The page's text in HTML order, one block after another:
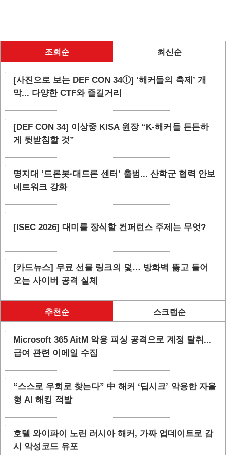
조회순 최신순
[사진으로 보는 DEF CON 34ⓛ] ‘해커들의 축제’ 개
막... 다양한 CTF와 즐길거리
[DEF CON 34] 이상중 KISA 원장 “K-해커들 든든하
게 뒷받침할 것”
명지대 ‘드론봇·대드론 센터’ 출범... 산학군 협력 안보
네트워크 강화
[ISEC 2026] 대미를 장식할 컨퍼런스 주제는 무엇?
[카드뉴스] 무료 선물 링크의 덫… 방화벽 뚫고 들어
오는 사이버 공격 실체
추천순 스크랩순
Microsoft 365 AitM 악용 피싱 공격으로 계정 탈취...
급여 관련 이메일 수집
“스스로 우회로 찾는다” 中 해커 ‘딥시크’ 악용한 자율
형 AI 해킹 적발
호텔 와이파이 노린 러시아 해커, 가짜 업데이트로 감
시 악성코드 유포